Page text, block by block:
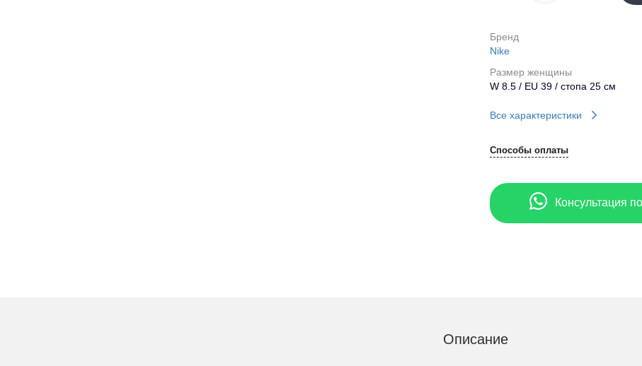
Бренд
Nike
Размер женщины
W 8.5 / EU 39 / стопа 25 см
Все характеристики
Способы оплаты
Консультация
Описание